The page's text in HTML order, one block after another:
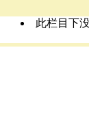
此栏目下